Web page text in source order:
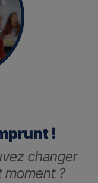
!
changer
moment ?